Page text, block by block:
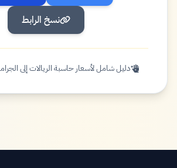
نسخ الرابط
دليل شامل لأسعار حاسبة الريالات إلى